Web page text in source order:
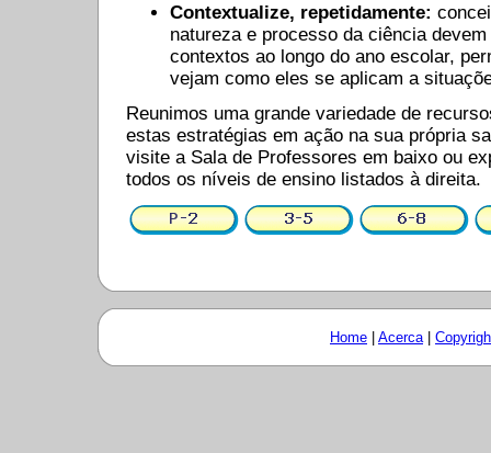
Contextualize, repetidamente:
natureza e processo da ciência
contextos ao longo do ano escolar,
vejam como eles se aplicam a
Reunimos uma grande variedade de
estas estratégias em ação na sua própria
visite a Sala de Professores em baixo ou
todos os níveis de ensino listados à direita.
Home Acerca|